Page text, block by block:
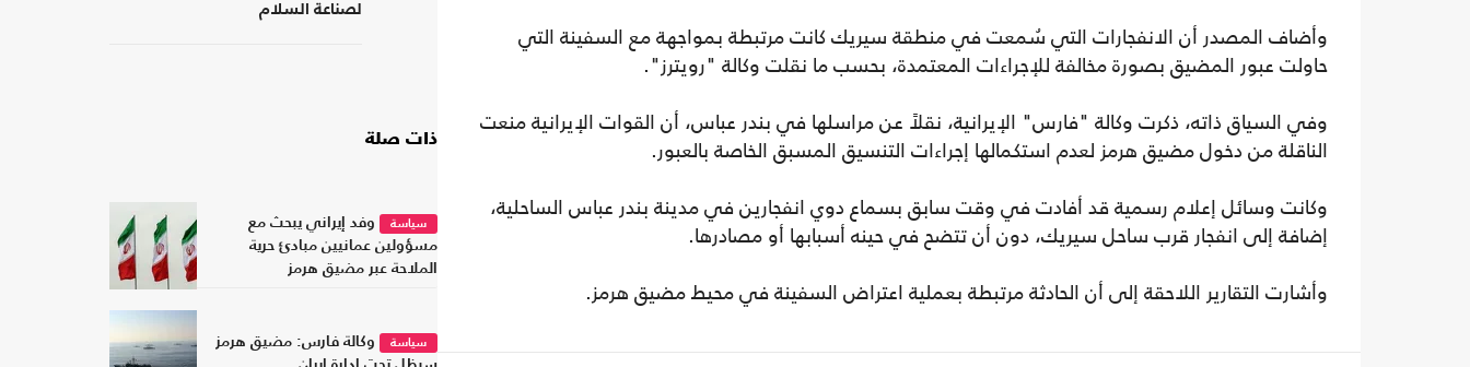
وأضاف المصدر أن الانفجارات التي سُمعت في منطقة سيريك كانت مرتبطة بمواجهة مع السفينة التي
حاولت عبور المضيق بصورة مخالفة للإجراءات المعتمدة، بحسب ما نقلت وكالة "رويترز".
وفي السياق ذاته، ذكرت وكالة "فارس" الإيرانية، نقلاً عن مراسلها في بندر عباس، أن القوات الإيرانية منعت
الناقلة من دخول مضيق هرمز لعدم استكمالها إجراءات التنسيق المسبق الخاصة بالعبور.
وكانت وسائل إعلام رسمية قد أفادت في وقت سابق بسماع دوي انفجارين في مدينة بندر عباس الساحلية،
إضافة إلى انفجار قرب ساحل سيريك، دون أن تتضح في حينه أسبابها أو مصادرها.
وأشارت التقارير اللاحقة إلى أن الحادثة مرتبطة بعملية اعتراض السفينة في محيط مضيق هرمز.
لصناعة السلام
ذات صلة
سياسة
وفد إيراني يبحث مع
مسؤولين عمانيين مبادئ حرية
الملاحة عبر مضيق هرمز
سياسة
وكالة ​فارس: مضيق هرمز ​